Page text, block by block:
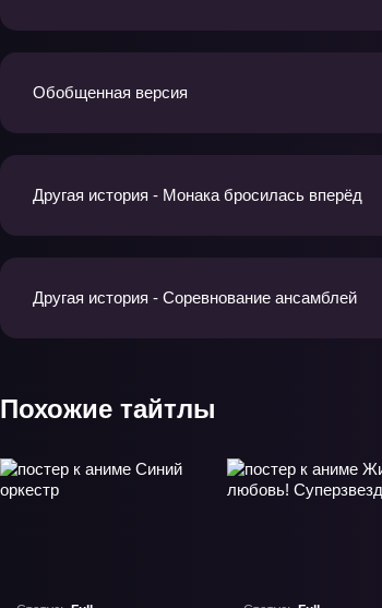
Обобщенная версия
Другая история - Монака бросилась вперёд
Другая история - Соревнование ансамблей
Похожие тайтлы